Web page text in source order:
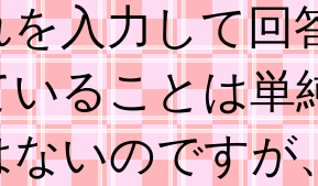
入力して回
ることは単
いのですが